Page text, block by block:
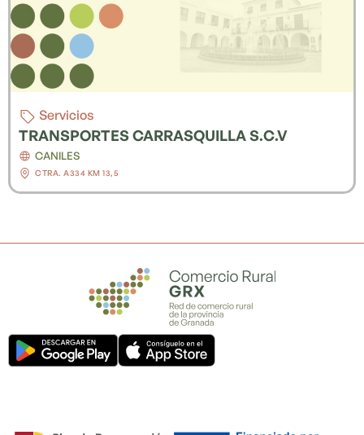
Servicios
TRANSPORTES CARRASQUILLA S.C.V
CANILES
CTRA. A334 KM 13,5